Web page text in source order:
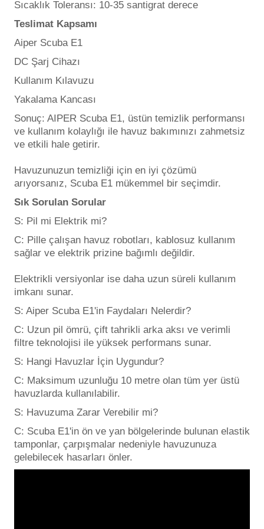
Sıcaklık Toleransı: 10-35 santigrat derece
Teslimat Kapsamı
Aiper Scuba E1
DC Şarj Cihazı
Kullanım Kılavuzu
Yakalama Kancası
Sonuç: AIPER Scuba E1, üstün temizlik performansı
ve kullanım kolaylığı ile havuz bakımınızı zahmetsiz
ve etkili hale getirir.
Havuzunuzun temizliği için en iyi çözümü
arıyorsanız, Scuba E1 mükemmel bir seçimdir.
Sık Sorulan Sorular
S: Pil mi Elektrik mi?
C: Pille çalışan havuz robotları, kablosuz kullanım
sağlar ve elektrik prizine bağımlı değildir.
Elektrikli versiyonlar ise daha uzun süreli kullanım
imkanı sunar.
S: Aiper Scuba E1'in Faydaları Nelerdir?
C: Uzun pil ömrü, çift tahrikli arka aksı ve verimli
filtre teknolojisi ile yüksek performans sunar.
S: Hangi Havuzlar İçin Uygundur?
C: Maksimum uzunluğu 10 metre olan tüm yer üstü
havuzlarda kullanılabilir.
S: Havuzuma Zarar Verebilir mi?
C: Scuba E1'in ön ve yan bölgelerinde bulunan elastik
tamponlar, çarpışmalar nedeniyle havuzunuza
gelebilecek hasarları önler.